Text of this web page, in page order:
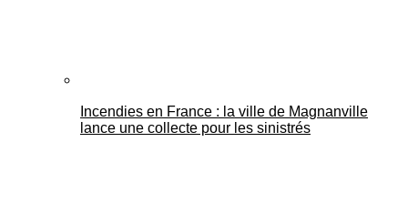
Incendies en France : la ville de Magnanville
lance une collecte pour les sinistrés